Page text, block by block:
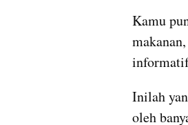
Kamu
Inilah
oleh